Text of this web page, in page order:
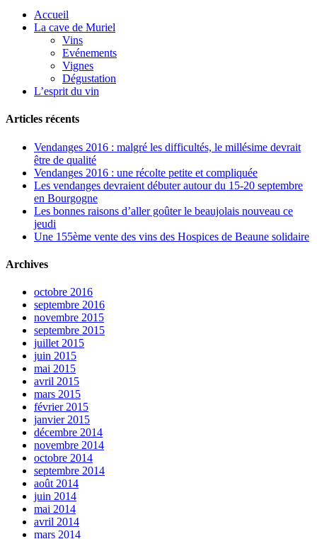
Accueil
La cave de Muriel
Vins
Evénements
Vignes
Dégustation
L’esprit du vin
Articles récents
Vendanges 2016 : malgré les difficultés, le millésime devrait
être de qualité
Vendanges 2016 : une récolte petite et compliquée
Les vendanges devraient débuter autour du 15-20 septembre
en Bourgogne
Les bonnes raisons d’aller goûter le beaujolais nouveau ce
jeudi
Une 155ème vente des vins des Hospices de Beaune solidaire
Archives
octobre 2016
septembre 2016
novembre 2015
septembre 2015
juillet 2015
juin 2015
mai 2015
avril 2015
mars 2015
février 2015
janvier 2015
décembre 2014
novembre 2014
octobre 2014
septembre 2014
août 2014
juin 2014
mai 2014
avril 2014
mars 2014